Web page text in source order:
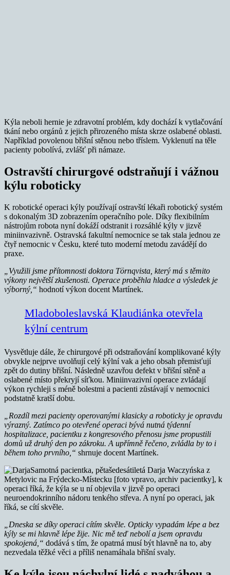
Kýla neboli hernie je zdravotní problém, kdy dochází k vytlačování
tkání nebo orgánů z jejich přirozeného místa skrze oslabené oblasti.
Například povolenou břišní stěnou nebo tříslem. Vyklenutí na těle
pacienty pobolívá, zvlášť při námaze.
Ostravští chirurgové odstraňují i vážnou
kýlu roboticky
K robotické operaci kýly používají ostravští lékaři robotický systém
s dokonalým 3D zobrazením operačního pole. Díky flexibilním
nástrojům robota nyní dokáží odstranit i rozsáhlé kýly v jizvě
miniinvazivně. Ostravská fakultní nemocnice se tak stala jednou ze
čtyř nemocnic v Česku, které tuto moderní metodu zavádějí do
praxe.
„Využili jsme přítomnosti doktora Törnqvista, který má s těmito
výkony největší zkušenosti. Operace proběhla hladce a výsledek je
výborný,“ hodnotí výkon docent Martínek.
Mladoboleslavská Klaudiánka otevřela
kýlní centrum
Vysvětluje dále, že chirurgové při odstraňování komplikované kýly
obvykle nejprve uvolňují celý kýlní vak a jeho obsah přemisťují
zpět do dutiny břišní. Následně uzavřou defekt v břišní stěně a
oslabené místo překryjí síťkou. Miniinvazivní operace zvládají
výkon rychleji s méně bolestmi a pacienti zůstávají v nemocnici
podstatně kratší dobu.
„Rozdíl mezi pacienty operovanými klasicky a roboticky je opravdu
výrazný. Zatímco po otevřené operaci bývá nutná týdenní
hospitalizace, pacientku z kongresového přenosu jsme propustili
domů už druhý den po zákroku. A upřímně řečeno, zvládla by to i
během toho prvního,“ shrnuje docent Martínek.
Samotná pacientka, pětašedesátiletá Darja Waczyńska z
Metylovic na Frýdecko-Místecku [foto vpravo, archiv pacientky], k
operaci říká, že kýla se u ní objevila v jizvě po operaci
neuroendokrinního nádoru tenkého střeva. A nyní po operaci, jak
říká, se cítí skvěle.
„Dneska se díky operaci cítím skvěle. Opticky vypadám lépe a bez
kýly se mi hlavně lépe žije. Nic mě teď nebolí a jsem opravdu
spokojená,“ dodává s tím, že opatrná musí být hlavně na to, aby
nezvedala těžké věci a příliš nenamáhala břišní svaly.